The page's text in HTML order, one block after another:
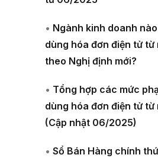
• Ngành kinh doanh
dùng hóa đơn điện tử từ
theo Nghị định mới?
• Tổng hợp các mức
dùng hóa đơn điện tử từ
(Cập nhật 06/2025)
• Sổ Bán Hàng chính